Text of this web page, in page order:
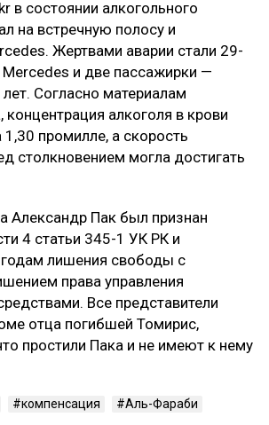
в состоянии алкогольного
на встречную полосу и
Жертвами аварии стали 29-
Mercedes и две пассажирки —
Согласно материалам
концентрация алкоголя в крови
1,30 промилле, а скорость
столкновением могла достигать
Александр Пак был признан
4 статьи 345-1 УК РК и
годам лишения свободы с
права управления
Все представители
отца погибшей Томирис,
простили Пака и не имеют к нему
компенсация Аль-Фараби